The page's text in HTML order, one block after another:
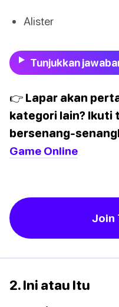
Alister
Tunjukkan
👉 Lapar akan
kategori lain? Ikuti
bersenang-
Game Online
Join
2. Ini atau Itu